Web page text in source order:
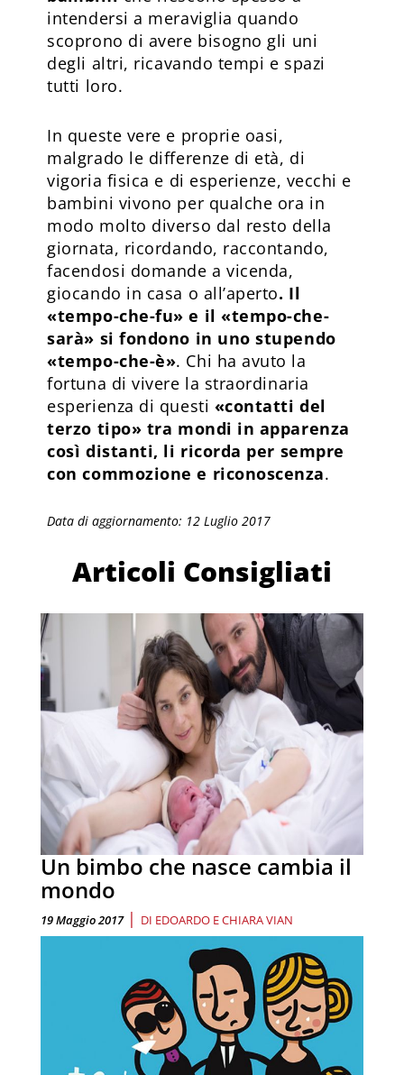
intendersi a meraviglia quando
scoprono di avere bisogno gli uni
degli altri, ricavando tempi e spazi
tutti loro.
In queste vere e proprie oasi,
malgrado le differenze di età, di
vigoria fisica e di esperienze, vecchi e
bambini vivono per qualche ora in
modo molto diverso dal resto della
giornata, ricordando, raccontando,
facendosi domande a vicenda,
giocando in casa o all’aperto. Il
«tempo-che-fu» e il «tempo-che-
sarà» si fondono in uno stupendo
«tempo-che-è». Chi ha avuto la
fortuna di vivere la straordinaria
esperienza di questi «contatti del
terzo tipo» tra mondi in apparenza
così distanti, li ricorda per sempre
con commozione e riconoscenza.
Data di aggiornamento: 12 Luglio 2017
Articoli Consigliati
Un bimbo che nasce cambia il
mondo
19 Maggio 2017 | DI EDOARDO E CHIARA VIAN